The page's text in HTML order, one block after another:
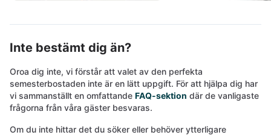
Inte bestämt dig än?
Oroa dig inte, vi förstår att valet av den perfekta
semesterbostaden inte är en lätt uppgift. För att hjälpa dig har
vi sammanställt en omfattande FAQ-sektion där de vanligaste
frågorna från våra gäster besvaras.
Om du inte hittar det du söker eller behöver ytterligare